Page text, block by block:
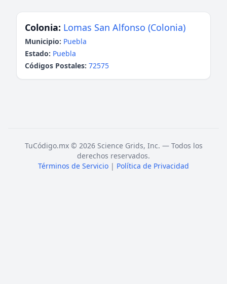
Colonia: Lomas San Alfonso (Colonia)
Municipio: Puebla
Estado: Puebla
Códigos Postales: 72575
TuCódigo.mx © 2026 Science Grids, Inc. — Todos los
derechos reservados.
Términos de Servicio | Política de Privacidad